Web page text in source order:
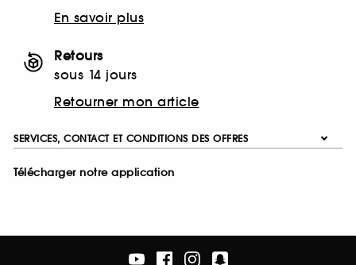
En savoir plus
Retours
sous 14 jours
Retourner mon article
SERVICES, CONTACT ET CONDITIONS DES OFFRES
Télécharger notre application